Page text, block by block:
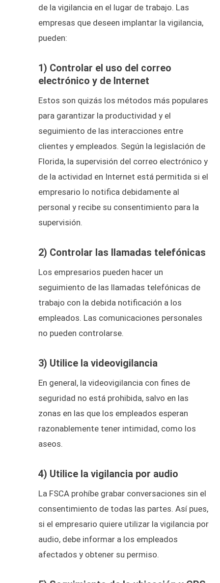
de la vigilancia en el lugar de trabajo. Las
empresas que deseen implantar la vigilancia,
pueden:
1) Controlar el uso del correo
electrónico y de Internet
Estos son quizás los métodos más populares
para garantizar la productividad y el
seguimiento de las interacciones entre
clientes y empleados. Según la legislación de
Florida, la supervisión del correo electrónico y
de la actividad en Internet está permitida si el
empresario lo notifica debidamente al
personal y recibe su consentimiento para la
supervisión.
2) Controlar las llamadas telefónicas
Los empresarios pueden hacer un
seguimiento de las llamadas telefónicas de
trabajo con la debida notificación a los
empleados. Las comunicaciones personales
no pueden controlarse.
3) Utilice la videovigilancia
En general, la videovigilancia con fines de
seguridad no está prohibida, salvo en las
zonas en las que los empleados esperan
razonablemente tener intimidad, como los
aseos.
4) Utilice la vigilancia por audio
La FSCA prohíbe grabar conversaciones sin el
consentimiento de todas las partes. Así pues,
si el empresario quiere utilizar la vigilancia por
audio, debe informar a los empleados
afectados y obtener su permiso.